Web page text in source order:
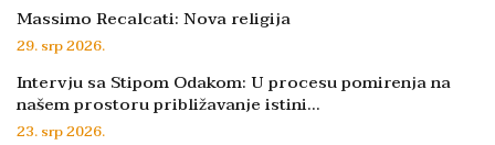
Massimo Recalcati: Nova religija
29. srp 2026.
Intervju sa Stipom Odakom: U procesu pomirenja na
našem prostoru približavanje istini…
23. srp 2026.